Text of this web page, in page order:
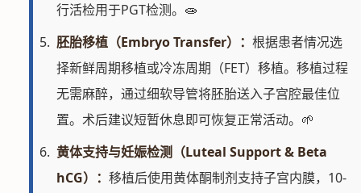
行活检用于PGT检测。🧫
胚胎移植（Embryo Transfer）： 根据患者情况选
择新鲜周期移植或冷冻周期（FET）移植。移植过程
无需麻醉，通过细软导管将胚胎送入子宫腔最佳位
置。术后建议短暂休息即可恢复正常活动。🌱
黄体支持与妊娠检测（Luteal Support & Beta
hCG）： 移植后使用黄体酮制剂支持子宫内膜，10-